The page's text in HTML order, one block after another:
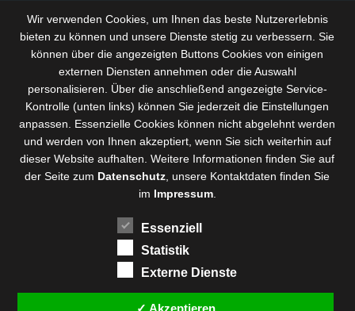
Wir verwenden Cookies, um Ihnen das beste Nutzererlebnis
bieten zu können und unsere Dienste stetig zu verbessern . Sie
können über die angezeigten Buttons Cookies von einigen
externen Diensten annehmen oder die Auswahl
personalisieren. Über die anschließend angezeigte Service-
Kontrolle (unten links) können Sie jederzeit die Einstellungen
anpassen. Essenzielle Cookies können nicht abgelehnt werden
und werden von Ihnen akzeptiert, wenn Sie sich weiterhin auf
dieser Website aufhalten. Weitere Informationen finden Sie auf
der Seite zum Datenschutz , unsere Kontaktdaten finden Sie
im Impressum.
Essenziell
Statistik
Externe Dienste